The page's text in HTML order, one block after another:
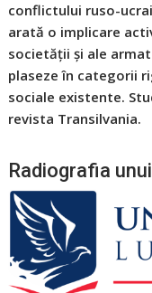
conflictului ruso-
arată o implicare
societății și ale
plaseze în categorii
sociale existente.
revista Transilvania.
Radiografia